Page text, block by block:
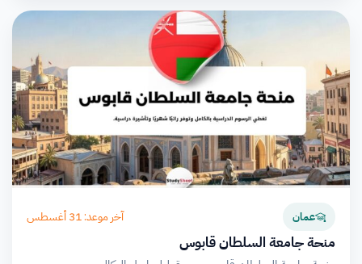
عمان آخر موعد: 31 أغسطس
منحة جامعة السلطان قابوس